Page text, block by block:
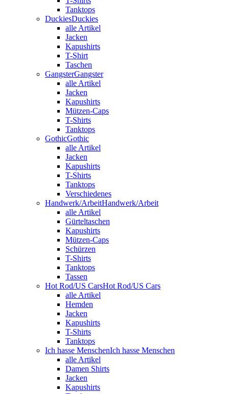
Tanktops
DuckiesDuckies
alle Artikel
Jacken
Kapushirts
T-Shirt
Taschen
GangsterGangster
alle Artikel
Jacken
Kapushirts
Mützen-Caps
T-Shirts
Tanktops
GothicGothic
alle Artikel
Jacken
Kapushirts
T-Shirts
Tanktops
Verschiedenes
Handwerk/ArbeitHandwerk/Arbeit
alle Artikel
Gürteltaschen
Kapushirts
Mützen-Caps
Schürzen
T-Shirts
Tanktops
Tassen
Hot Rod/US CarsHot Rod/US Cars
alle Artikel
Hemden
Jacken
Kapushirts
T-Shirts
Tanktops
Ich hasse MenschenIch hasse Menschen
alle Artikel
Damen Shirts
Jacken
Kapushirts